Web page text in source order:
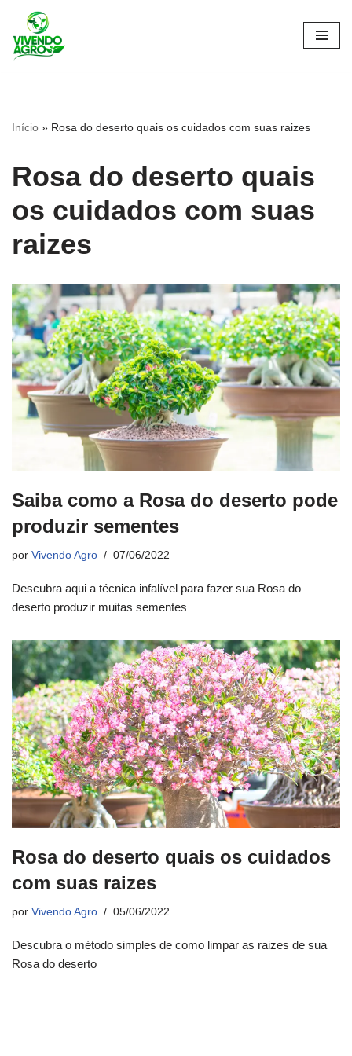
Pular
para
Início » Rosa do deserto quais os cuidados com suas raizes
Rosa do deserto quais
os cuidados com suas
raizes
Saiba como a Rosa do deserto pode
produzir sementes
por Vivendo Agro 07/06/2022
Descubra aqui a técnica infalível para fazer sua Rosa do
deserto produzir muitas sementes
Rosa do deserto quais os cuidados
com suas raizes
por Vivendo Agro 05/06/2022
Descubra o método simples de como limpar as raizes de sua
Rosa do deserto